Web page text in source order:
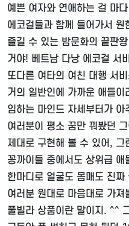
예쁜 여자와 연애하는 걸 마
에코걸들과 함께 들어가서 원
즐길 수 있는 밤문화의 끝판
거야! 베트남 다낭 에코걸 서
또다른 여타의 여친 대행 서
거의 일반인에 가까운 애들
임하는 마인드 자세부터가
여러분이 평소 꿈만 꿔봤던
제대로 구현해 볼 수 있어, 그
꽁까이들 중에서도 상위급
한마디로 얼굴도 몸매도 진
여러분 원대로 마음대로 가
풀빌라 상품이란 말이지. ^^